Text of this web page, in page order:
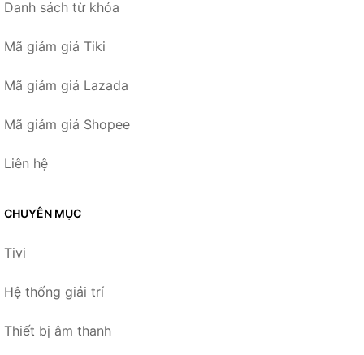
Danh sách từ khóa
Mã giảm giá Tiki
Mã giảm giá Lazada
Mã giảm giá Shopee
Liên hệ
CHUYÊN MỤC
Tivi
Hệ thống giải trí
Thiết bị âm thanh